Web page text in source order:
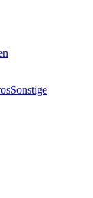
Sonstige